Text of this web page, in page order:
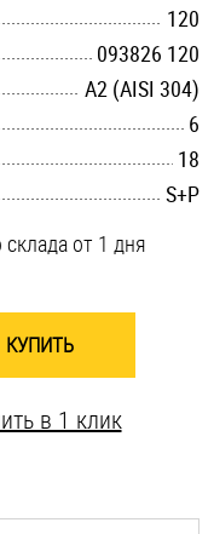
120
093826 120
А2 (AISI 304)
6
18
S+P
от 1 дня
КУПИТЬ
в 1 клик